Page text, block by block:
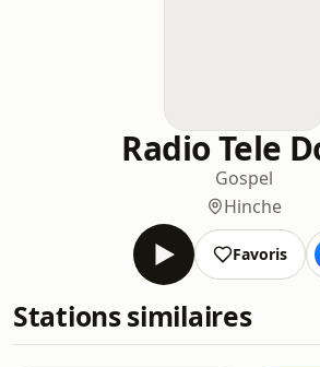
Radio Tele
Gospel
Hinche
Favoris
Stations similaires